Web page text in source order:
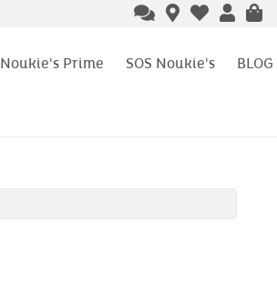
Noukie's Prime SOS Noukie's BLOG